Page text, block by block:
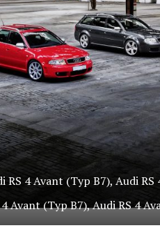
4 Avant (Typ B7), Audi
4 Avant (Typ B7), Audi RS 4